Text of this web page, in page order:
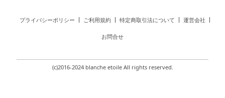
プライバシーポリシー ご利用規約 特定商取引法について 運営会社
お問合せ
(c)2016-2024 blanche etoile All rights reserved.